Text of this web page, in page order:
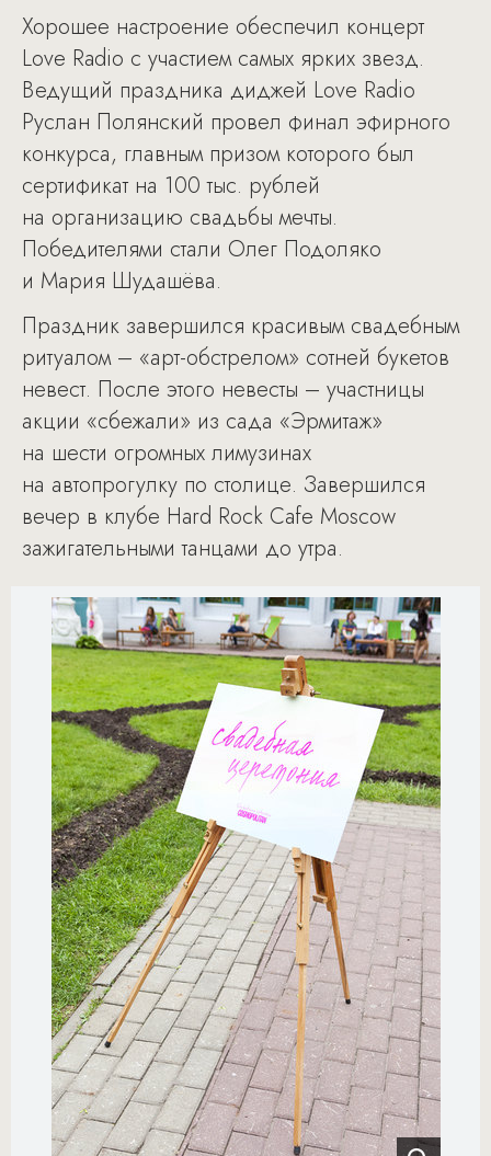
Хорошее настроение обеспечил концерт
Love Radio с участием самых ярких звезд.
Ведущий праздника диджей Love Radio
Руслан Полянский провел финал эфирного
конкурса, главным призом которого был
сертификат на 100 тыс. рублей
на организацию свадьбы мечты.
Победителями стали Олег Подоляко
и Мария Шудашёва.
Праздник завершился красивым свадебным
ритуалом – «арт-обстрелом» сотней букетов
невест. После этого невесты – участницы
акции «сбежали» из сада «Эрмитаж»
на шести огромных лимузинах
на автопрогулку по столице. Завершился
вечер в клубе Hard Rock Cafe Moscow
зажигательными танцами до утра.